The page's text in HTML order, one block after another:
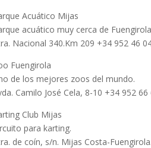
Acuático Mijas
acuático muy cerca de
Nacional 340.Km 209 +34 952 46
Fuengirola
de los mejores zoos del mundo.
Camilo José Cela, 8-10 +34 952 66
Club Mijas
para karting.
de coín, s/n. Mijas Costa-